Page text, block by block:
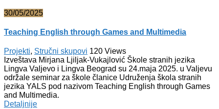
30/05/2025
Teaching English through Games and Multimedia
Projekti, Stručni skupovi 120 Views
Izveštava Mirjana Ljiljak-Vukajlović Škole stranih jezika
Lingva Valjevo i Lingva Beograd su 24.maja 2025. u Valjevu
održale seminar za škole članice Udruženja škola stranih
jezika YALS pod nazivom Teaching English through Games
and Multimedia.
Detaljnije